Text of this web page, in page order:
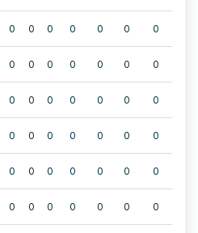
0 0 0 0 0 0 0
0 0 0 0 0 0 0
0 0 0 0 0 0 0
0 0 0 0 0 0 0
0 0 0 0 0 0 0
0 0 0 0 0 0 0